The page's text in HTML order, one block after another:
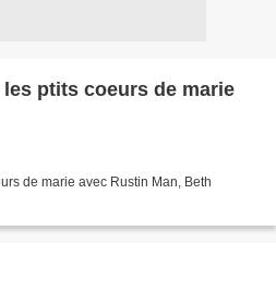
ptits coeurs de marie
de marie avec Rustin Man, Beth